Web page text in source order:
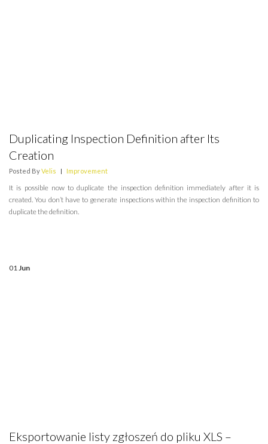
Duplicating Inspection Definition after Its
Creation
Posted ByVelis | Improvement
It is possible now to duplicate the inspection definition immediately after it is
created. You don’t have to generate inspections within the inspection definition to
duplicate the definition.
01 Jun
Eksportowanie listy zgłoszeń do pliku XLS –